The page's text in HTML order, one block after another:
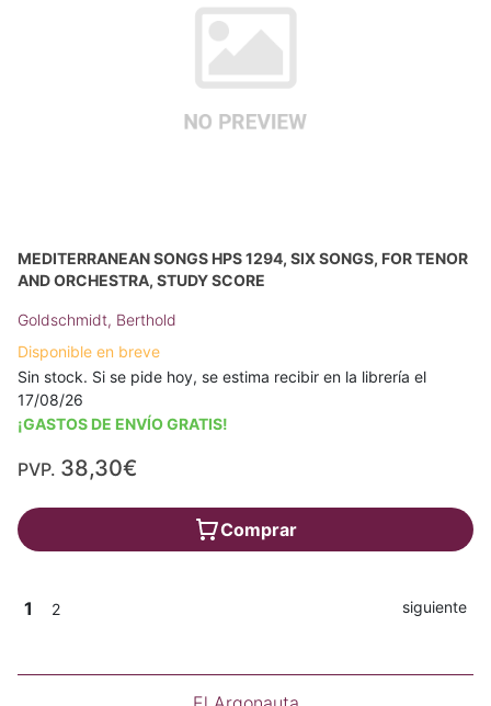
MEDITERRANEAN SONGS HPS 1294, SIX SONGS, FOR TENOR
AND ORCHESTRA, STUDY SCORE
Goldschmidt, Berthold
Disponible en breve
Sin stock. Si se pide hoy, se estima recibir en la librería el
17/08/26
¡GASTOS DE ENVÍO GRATIS!
PVP. 38,30€
Comprar
1 2 siguiente